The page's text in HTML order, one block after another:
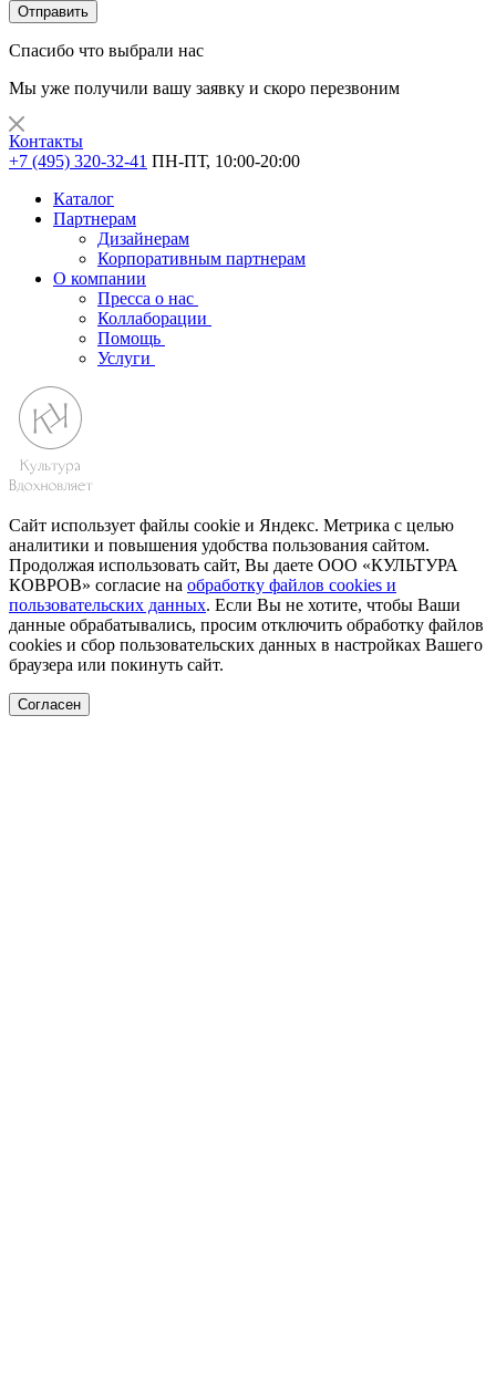
Отправить
Спасибо что выбрали нас
Мы уже получили вашу заявку и скоро перезвоним
Контакты
+7 (495) 320-32-41 ПН-ПТ, 10:00-20:00
Каталог
Партнерам
Дизайнерам
Корпоративным партнерам
О компании
Пресса о нас
Коллаборации
Помощь
Услуги
Сайт использует файлы cookie и Яндекс. Метрика с целью
аналитики и повышения удобства пользования сайтом.
Продолжая использовать сайт, Вы даете ООО «КУЛЬТУРА
КОВРОВ» согласие на обработку файлов cookies и
пользовательских данных. Если Вы не хотите, чтобы Ваши
данные обрабатывались, просим отключить обработку файлов
cookies и сбор пользовательских данных в настройках Вашего
браузера или покинуть сайт.
Согласен